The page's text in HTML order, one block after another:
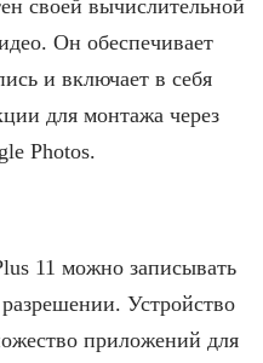
своей вычислительной
Он обеспечивает
и включает в себя
для монтажа через
Photos.
11 можно записывать
Устройство
приложений для